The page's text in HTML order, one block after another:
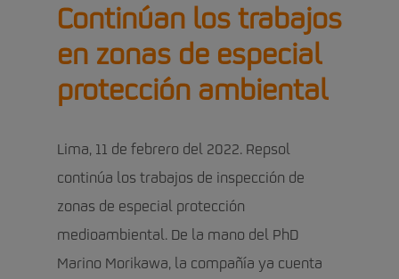
Continúan los trabajos
en zonas de especial
protección ambiental
Lima, 11 de febrero del 2022. Repsol
continúa los trabajos de inspección de
zonas de especial protección
medioambiental. De la mano del PhD
Marino Morikawa, la compañía ya cuenta